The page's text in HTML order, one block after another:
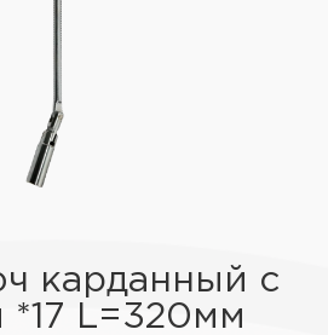
карданный с
L=320мм